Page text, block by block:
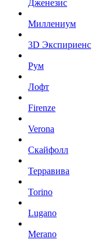
Дженезис
Миллениум
3D Экспириенс
Рум
Лофт
Firenze
Verona
Скайфолл
Терравива
Torino
Lugano
Merano